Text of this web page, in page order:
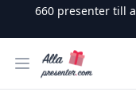
660presenter till
Öppna menyn
Alla Presenter